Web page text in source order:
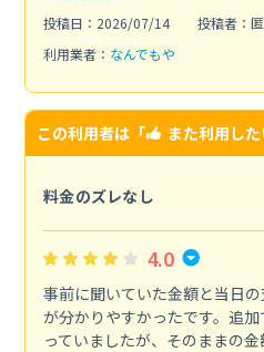
投稿日：2026/07/14
投稿者：
利用業者： なんでもや
この利用者は「 また利用し
料金のズレなし
4.0
事前に聞いていた金額と当日
が分かりやすかったです。追
っていましたが、そのままの金